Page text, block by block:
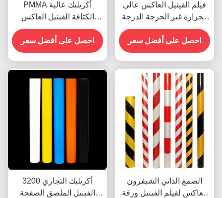
PMMA أكريليك عالية
الكثافة الفينيل العاكس
لعلامات الشوارع
احصل على أفضل سعر
فيلم الفينيل العاكس عالي
الحرارة غير الحرجة الدرجة
الهندسية OEM
احصل على أفضل سعر
3200 أكريليك التجاري
الفينيل الملصق الصفحة
الصمغ الذاتي الشيفرون
العاكس لفيلم الفينيل ورقة